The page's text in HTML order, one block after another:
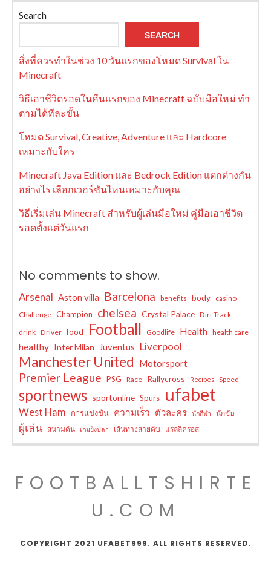
Search
SEARCH
สิ่งที่ควรทำในช่วง 10 วันแรกของโหมด Survival ใน
Minecraft
วิธีเอาชีวิตรอดในคืนแรกของ Minecraft ฉบับมือใหม่ ทำ
ตามได้ทีละขั้น
โหมด Survival, Creative, Adventure และ Hardcore
เหมาะกับใคร
Minecraft Java Edition และ Bedrock Edition แตกต่างกัน
อย่างไร เลือกเวอร์ชันไหนเหมาะกับคุณ
วิธีเริ่มเล่น Minecraft สำหรับผู้เล่นมือใหม่ คู่มือเอาชีวิต
รอดตั้งแต่วันแรก
No comments to show.
Arsenal Aston villa Barcelona benefits body casino
Challenge Champion chelsea Crystal Palace Dirt Track
drink Driver food Football Goodlife Health health care
healthy Inter Milan Juventus Liverpool
Manchester United Motorsport
Premier League PSG Race Rallycross Recipes Speed
sportnews sportonline Spurs ufabet
West Ham การแข่งขัน ความเร็ว ตัวละคร นักกีฬา นักขับ
ผู้เล่น สนามดิน เกมยิงปลา เส้นทางสายดิบ แรลลีครอส
FOOTBALLTSHIRTE
U.COM
COPYRIGHT 2021 UFABET999. ALL RIGHTS RESERVED.